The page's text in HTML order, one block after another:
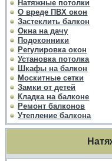
Натяжные потолки
О вреде ПВХ окон
Застеклить балкон
Окна на дачу
Подоконники
Регулировка окон
Установка потолка
Шкафы на балкон
Москитные сетки
Замки от детей
Кладка на балконе
Ремонт балконов
Утепление балкона